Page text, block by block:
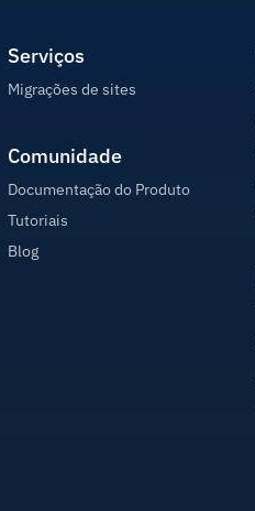
Serviços
Migrações de sites
Comunidade
Documentação do Produto
Tutoriais
Blog